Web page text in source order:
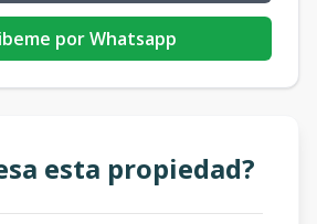
por Whatsapp
esta propiedad?